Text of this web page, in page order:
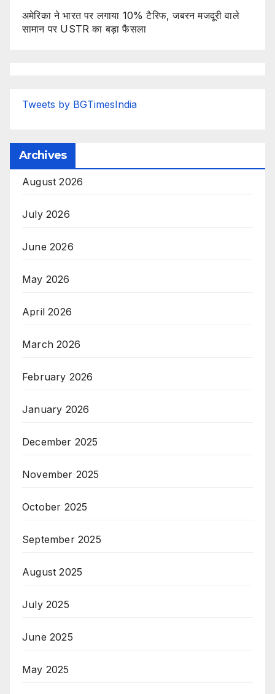
अमेरिका ने भारत पर लगाया 10% टैरिफ, जबरन मजदूरी वाले
सामान पर USTR का बड़ा फैसला
Tweets by BGTimesIndia
Archives
August 2026
July 2026
June 2026
May 2026
April 2026
March 2026
February 2026
January 2026
December 2025
November 2025
October 2025
September 2025
August 2025
July 2025
June 2025
May 2025